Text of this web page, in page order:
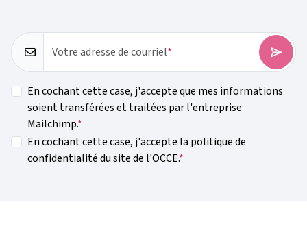
Votre adresse de courriel
En cochant cette case, j'accepte que mes informations
soient transférées et traitées par l'entreprise
Mailchimp.
En cochant cette case, j'accepte la politique de
confidentialité du site de l'OCCE.